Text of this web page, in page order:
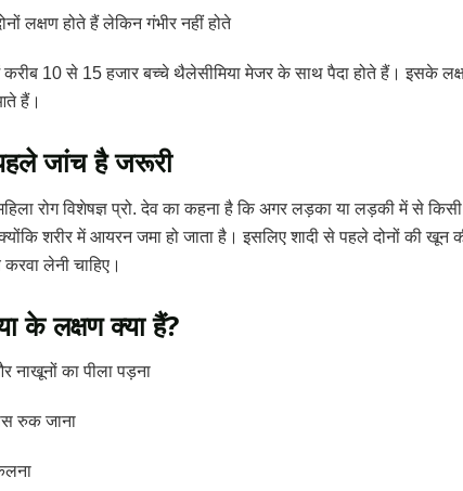
लक्षण होते हैं लेकिन गंभीर नहीं होते
10 से 15 हजार बच्चे थैलेसीमिया मेजर के साथ पैदा होते हैं। इसके
हैं।
जांच है जरूरी
रोग विशेषज्ञ प्रो. देव का कहना है कि अगर लड़का या लड़की में से
शरीर में आयरन जमा हो जाता है। इसलिए शादी से पहले दोनों की खून
लेनी चाहिए।
के लक्षण क्या हैं?
नाखूनों का पीला पड़ना
रुक जाना